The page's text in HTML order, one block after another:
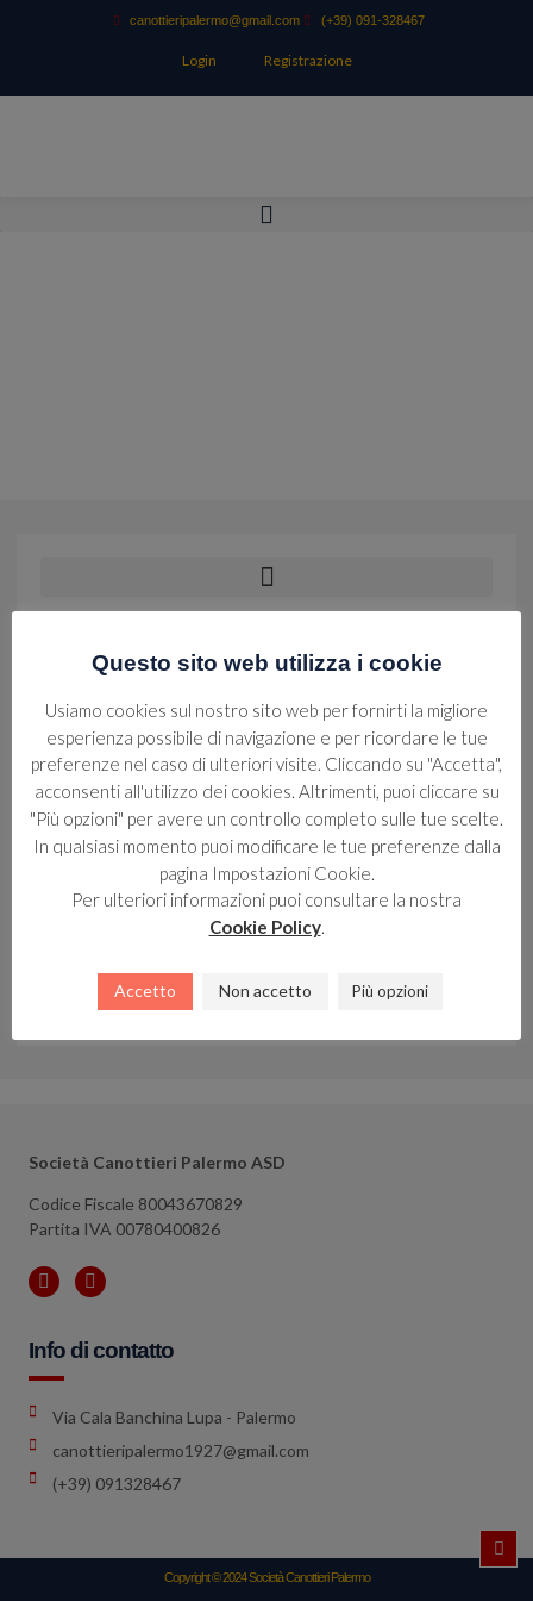
canottieripalermo@gmail.com (+39) 091-328467
Login Registrazione
La Canottieri Palermo Alle Regate
Di Optimist
17 Settembre 2013
NEWS
La Centomiglia – I Risultati
17 Settembre 2013
Società Canottieri Palermo ASD
Codice Fiscale 80043670829
Partita IVA 00780400826
Info di contatto
Via Cala Banchina Lupa - Palermo
canottieripalermo1927@gmail.com
(+39) 091328467
Copyright © 2024 Società Canottieri Palermo
Questo sito web utilizza i cookie
Usiamo cookies sul nostro sito web per fornirti la migliore
esperienza possibile di navigazione e per ricordare le tue
preferenze nel caso di ulteriori visite. Cliccando su "Accetta",
acconsenti all'utilizzo dei cookies. Altrimenti, puoi cliccare su
"Più opzioni" per avere un controllo completo sulle tue scelte.
In qualsiasi momento puoi modificare le tue preferenze dalla
pagina Impostazioni Cookie.
Per ulteriori informazioni puoi consultare la nostra
Cookie Policy.
Accetto Non accetto Più opzioni